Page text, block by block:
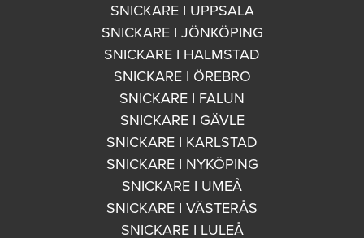
SNICKARE I UPPSALA
SNICKARE I JÖNKÖPING
SNICKARE I HALMSTAD
SNICKARE I ÖREBRO
SNICKARE I FALUN
SNICKARE I GÄVLE
SNICKARE I KARLSTAD
SNICKARE I NYKÖPING
SNICKARE I UMEÅ
SNICKARE I VÄSTERÅS
SNICKARE I LULEÅ